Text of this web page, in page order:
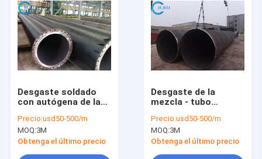
Desgaste soldado
con autógena de la
de acero bimetálica
Wearpipe endurecido
inducción del tubo
Precio:usd50-500/m
MOQ:3M
Obtenga el último precio
Desgaste de la
mezcla - tubo
por la tubería de
acero suave
antiusura de la curva
Precio:usd50-500/m
MOQ:3M
Obtenga el último precio